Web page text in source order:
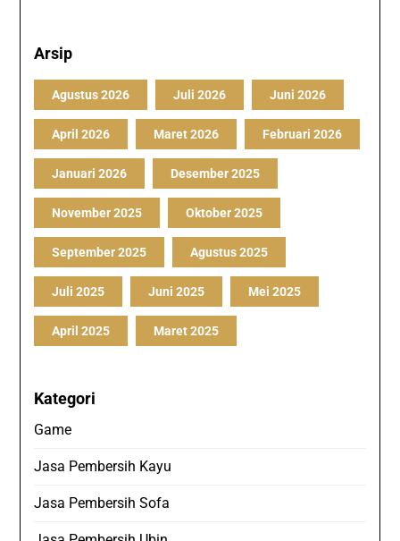
Arsip
Agustus 2026 Juli 2026 Juni 2026
April 2026 Maret 2026 Februari 2026
Januari 2026 Desember 2025
November 2025 Oktober 2025
September 2025 Agustus 2025
Juli 2025 Juni 2025 Mei 2025
April 2025 Maret 2025
Kategori
Game
Jasa Pembersih Kayu
Jasa Pembersih Sofa